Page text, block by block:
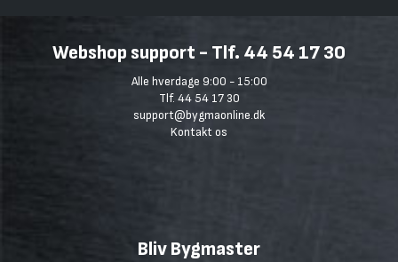
Webshop support - Tlf. 44 54 17 30
Alle hverdage 9:00 - 15:00
Tlf. 44 54 17 30
support@bygmaonline.dk
Kontakt os
Bliv Bygmaster